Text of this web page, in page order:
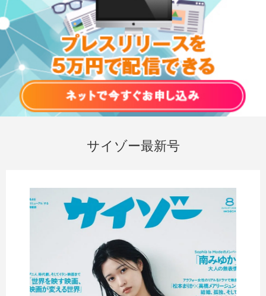
サイゾー最新号